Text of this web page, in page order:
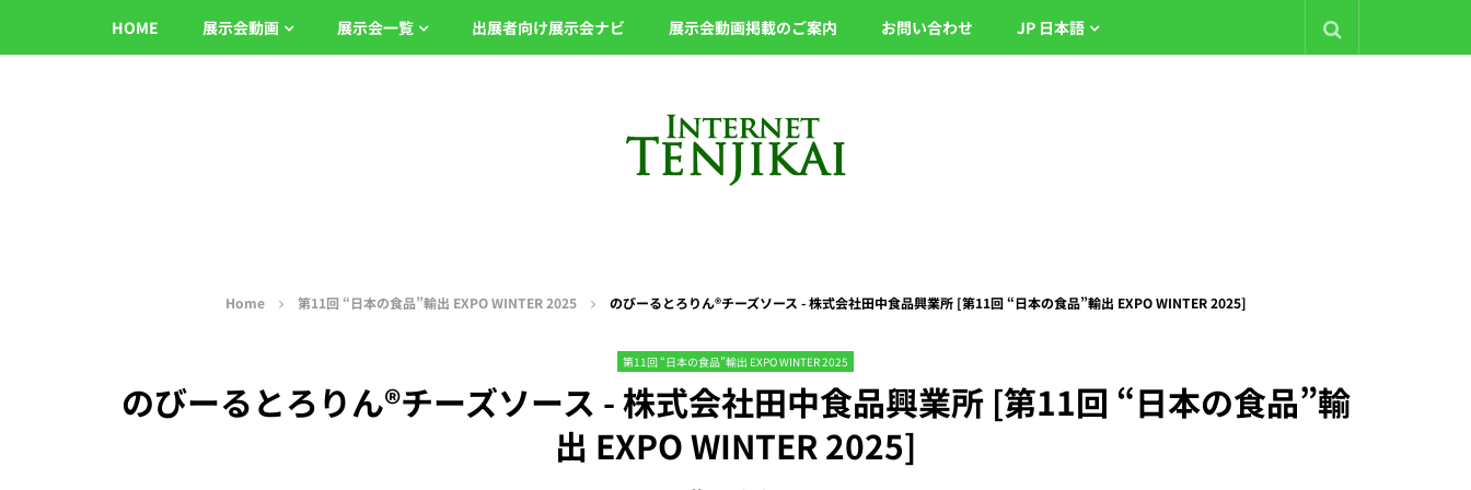
HOME 展示会動画 展示会一覧 出展者向け展示会ナビ 展示会動画掲載のご案内 お問い合わせ JP 日本語
Home 第11回 “日本の食品”輸出 EXPO WINTER 2025 のびーるとろりん®︎チーズソース - 株式会社田中食品興業所 [第11回 “日本の食品”輸出 EXPO WINTER 2025]
第11回 “日本の食品”輸出 EXPO WINTER 2025
のびーるとろりん®︎チーズソース - 株式会社田中食品興業所 [第11回 “日本の食品”輸
出 EXPO WINTER 2025]